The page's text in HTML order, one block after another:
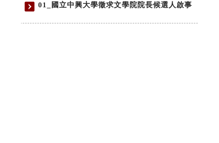
01_國立中興大學徵求文學院院長候選人啟事